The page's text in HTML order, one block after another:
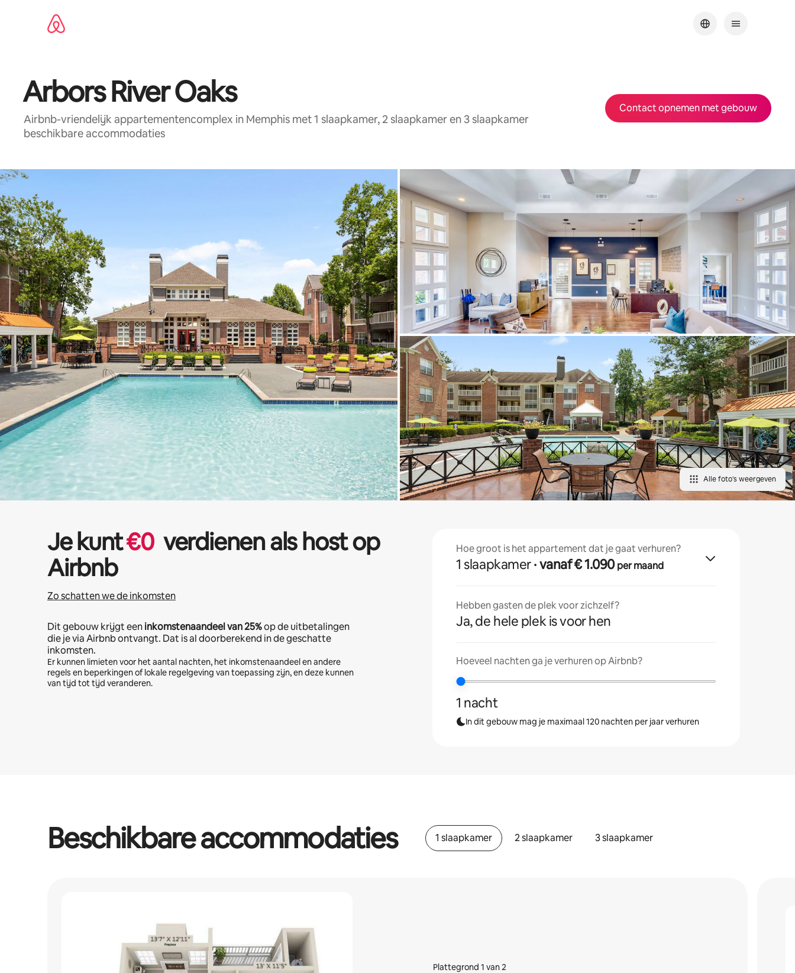
Arbors River Oaks
Airbnb-vriendelijk appartementencomplex in Memphis met 1 slaapkamer, 2 slaapkamer en 3 slaapkamer
beschikbare accommodaties
Contact opnemen met gebouw
Alle foto's weergeven
Je kunt€0 verdienen als host op
Airbnb
Zo schatten we de inkomsten
Dit gebouw krijgt eeninkomstenaandeel van25%op de uitbetalingen
die je via Airbnb ontvangt. Dat is al doorberekend in de geschatte
inkomsten.
Er kunnen limieten voor het aantal nachten, het inkomstenaandeel en andere
regels en beperkingen of lokale regelgeving van toepassing zijn, en deze kunnen
van tijd tot tijd veranderen.
Hoe groot is het appartement dat je gaat verhuren?
1 slaapkamer · vanaf € 1.090per maand
Hebben gasten de plek voor zichzelf?
Ja, de hele plek is voor hen
Hoeveel nachten ga je verhuren op Airbnb?
1 nacht
In dit gebouw mag je maximaal 120 nachten per jaar verhuren
Beschikbare accommodaties 1 slaapkamer 2 slaapkamer 3 slaapkamer
Plattegrond 1 van 2